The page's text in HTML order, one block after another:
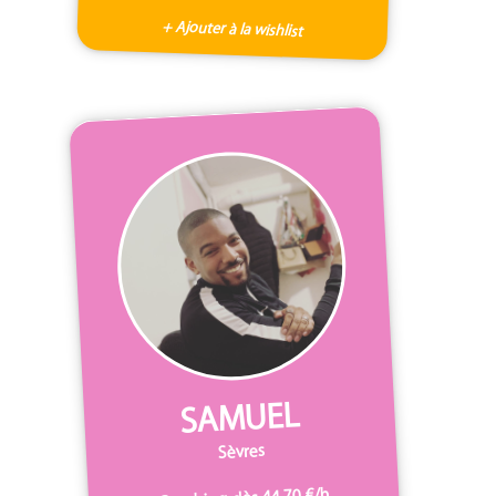
+ Ajouter à la wishlist
SAMUEL
Sèvres